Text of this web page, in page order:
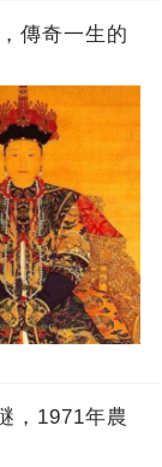
傳奇一生的
，1971年農